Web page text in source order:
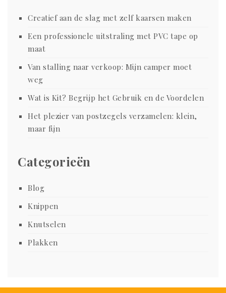
Creatief aan de slag met zelf kaarsen maken
Een professionele uitstraling met PVC tape op
maat
Van stalling naar verkoop: Mijn camper moet
weg
Wat is Kit? Begrijp het Gebruik en de Voordelen
Het plezier van postzegels verzamelen: klein,
maar fijn
Categorieën
Blog
Knippen
Knutselen
Plakken